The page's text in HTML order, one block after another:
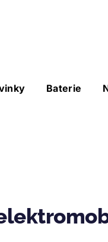
Baterie